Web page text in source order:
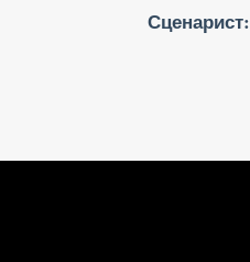
Сценарист: